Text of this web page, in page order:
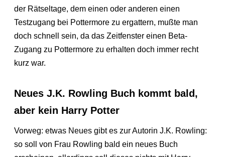
der Rätseltage, dem einen oder anderen einen
Testzugang bei Pottermore zu ergattern, mußte man
doch schnell sein, da das Zeitfenster einen Beta-
Zugang zu Pottermore zu erhalten doch immer recht
kurz war.
Neues J.K. Rowling Buch kommt bald,
aber kein Harry Potter
Vorweg: etwas Neues gibt es zur Autorin J.K. Rowling:
so soll von Frau Rowling bald ein neues Buch